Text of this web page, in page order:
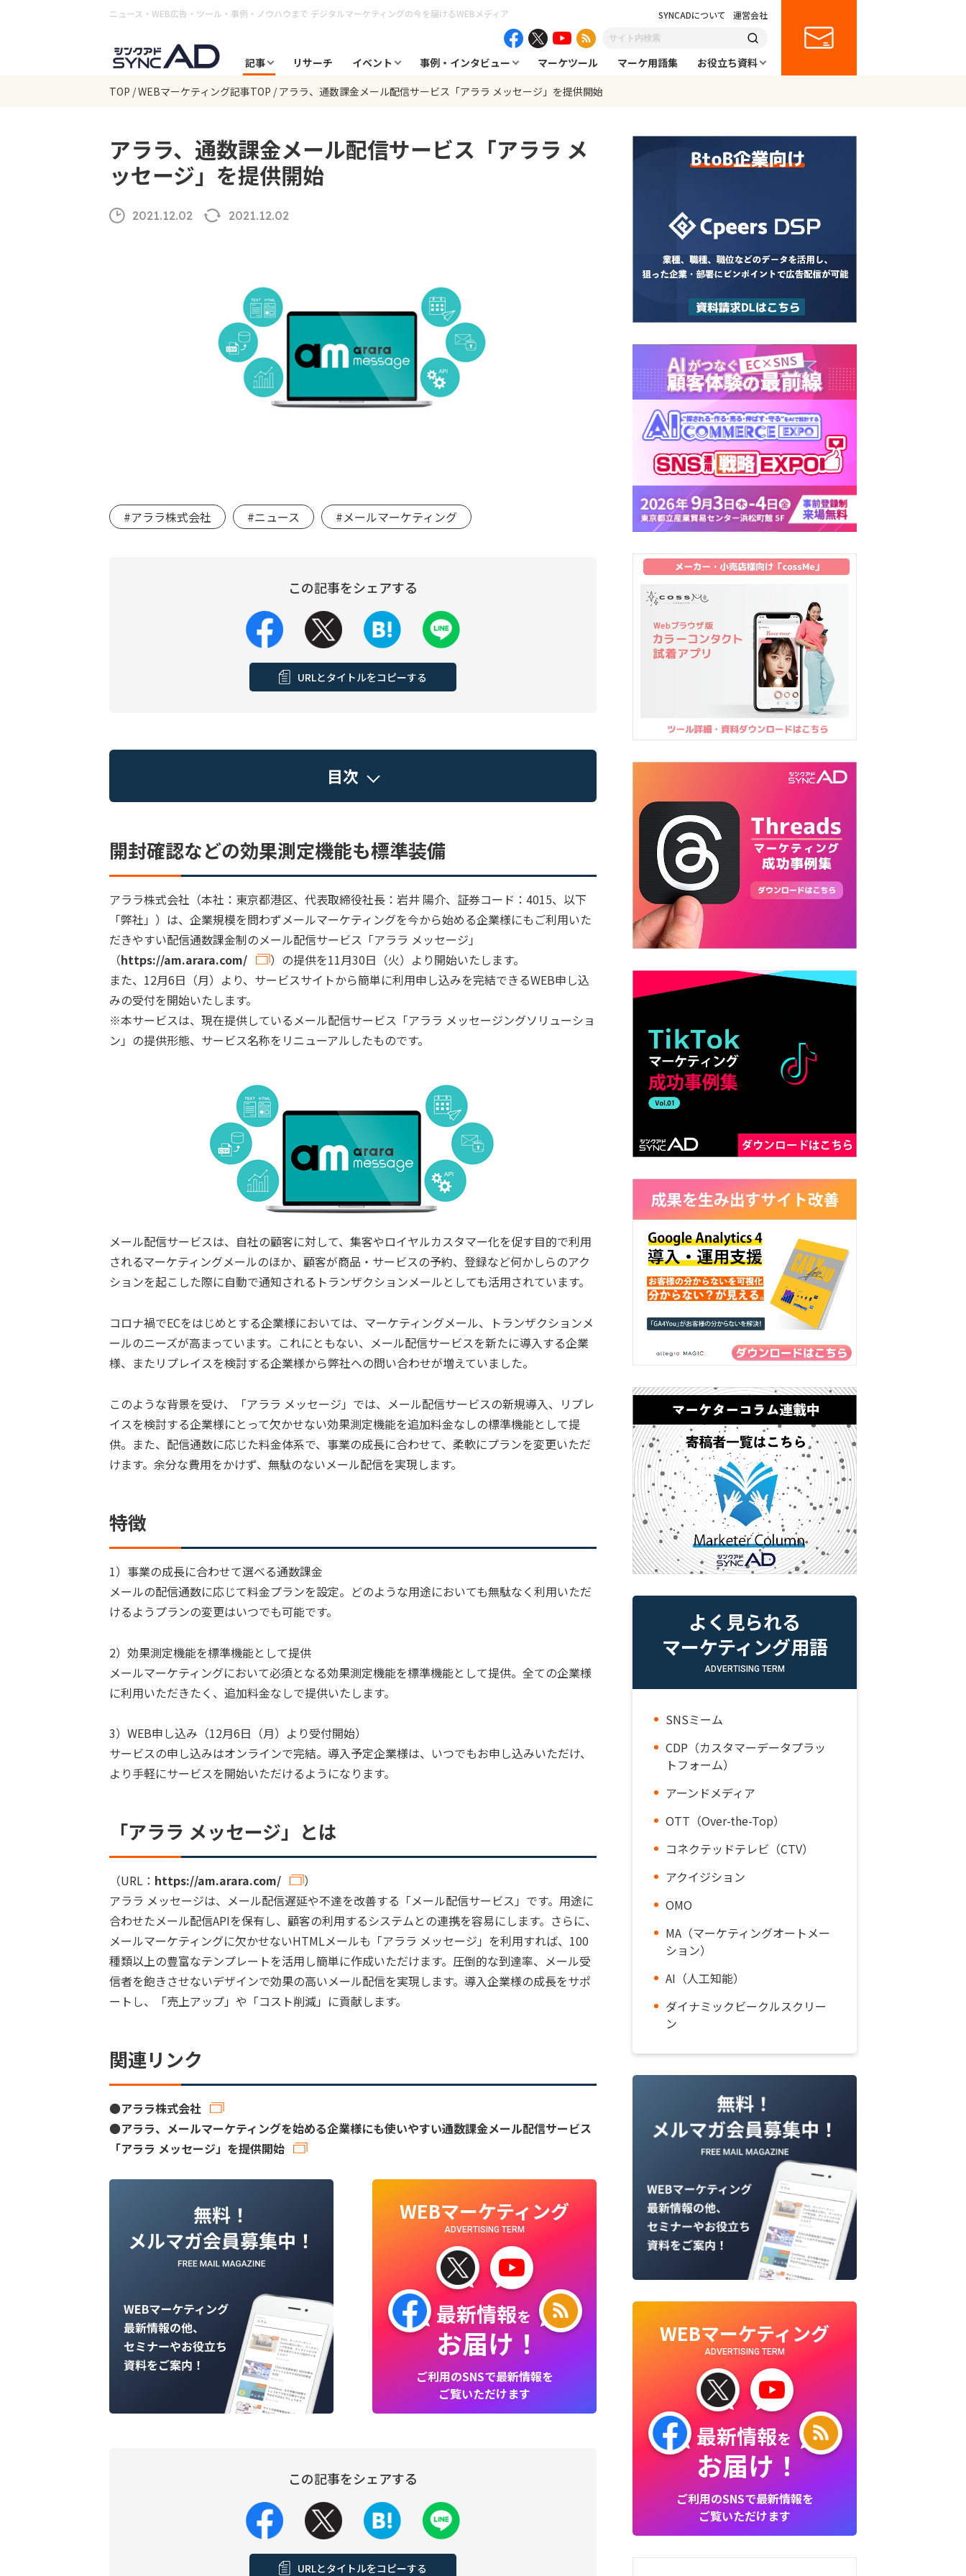
ニュース・WEB広告・ツール・事例・ノウハウまで デジタルマーケティングの今を届けるWEBメディア SYNCADについて 運営会社
記事 リサーチ イベント 事例・インタビュー マーケツール マーケ用語集
お役立ち資料
TOP WEBマーケティング記事TOP アララ、通数課金メール配信サービス「アララ メッセージ」を提供開始
アララ、通数課金メール配信サービス「アララ メ
ッセージ」を提供開始
2021.12.02 2021.12.02
#アララ株式会社 #ニュース #メールマーケティング
この記事をシェアする
URLとタイトルをコピーする
目次
開封確認などの効果測定機能も標準装備
アララ株式会社（本社：東京都港区、代表取締役社長：岩井 陽介、証券コード：4015、以下
「弊社」）は、企業規模を問わずメールマーケティングを今から始める企業様にもご利用いた
だきやすい配信通数課金制のメール配信サービス「アララ メッセージ」
（https://am.arara.com/
）の提供を11月30日（火）より開始いたします。
また、12月6日（月）より、サービスサイトから簡単に利用申し込みを完結できるWEB申し込
みの受付を開始いたします。
※本サービスは、現在提供しているメール配信サービス「アララ メッセージングソリューショ
ン」の提供形態、サービス名称をリニューアルしたものです。
メール配信サービスは、自社の顧客に対して、集客やロイヤルカスタマー化を促す目的で利用
されるマーケティングメールのほか、顧客が商品・サービスの予約、登録など何かしらのアク
ションを起こした際に自動で通知されるトランザクションメールとしても活用されています。
コロナ禍でECをはじめとする企業様においては、マーケティングメール、トランザクションメ
ールのニーズが高まっています。これにともない、メール配信サービスを新たに導入する企業
様、またリプレイスを検討する企業様から弊社への問い合わせが増えていました。
このような背景を受け、「アララ メッセージ」では、メール配信サービスの新規導入、リプレ
イスを検討する企業様にとって欠かせない効果測定機能を追加料金なしの標準機能として提
供。また、配信通数に応じた料金体系で、事業の成長に合わせて、柔軟にプランを変更いただ
けます。余分な費用をかけず、無駄のないメール配信を実現します。
特徴
1）事業の成長に合わせて選べる通数課金
メールの配信通数に応じて料金プランを設定。どのような用途においても無駄なく利用いただ
けるようプランの変更はいつでも可能です。
2）効果測定機能を標準機能として提供
メールマーケティングにおいて必須となる効果測定機能を標準機能として提供。全ての企業様
に利用いただきたく、追加料金なしで提供いたします。
3）WEB申し込み（12月6日（月）より受付開始）
サービスの申し込みはオンラインで完結。導入予定企業様は、いつでもお申し込みいただけ、
より手軽にサービスを開始いただけるようになります。
「アララ メッセージ」とは
（URL： https://am.arara.com/
）
アララ メッセージは、メール配信遅延や不達を改善する「メール配信サービス」です。用途に
合わせたメール配信APIを保有し、顧客の利用するシステムとの連携を容易にします。さらに、
メールマーケティングに欠かせないHTMLメールも「アララ メッセージ」を利用すれば、100
種類以上の豊富なテンプレートを活用し簡単に作成いただけます。圧倒的な到達率、メール受
信者を飽きさせないデザインで効果の高いメール配信を実現します。導入企業様の成長をサポ
ートし、「売上アップ」や「コスト削減」に貢献します。
関連リンク
●アララ株式会社
●アララ、メールマーケティングを始める企業様にも使いやすい通数課金メール配信サービス
「アララ メッセージ」を提供開始
WEBマーケティング
ADVERTISING TERM
最新情報を
お届け！
ご利用のSNSで最新情報を
ご覧いただけます
この記事をシェアする
URLとタイトルをコピーする
よく見られる
マーケティング用語
ADVERTISING TERM
SNSミーム
CDP（カスタマーデータプラッ
トフォーム）
アーンドメディア
OTT（Over-the-Top）
コネクテッドテレビ（CTV）
アクイジション
OMO
MA（マーケティングオートメー
ション）
AI（人工知能）
ダイナミックビークルスクリー
ン
WEBマーケティング
ADVERTISING TERM
最新情報を
お届け！
ご利用のSNSで最新情報を
ご覧いただけます